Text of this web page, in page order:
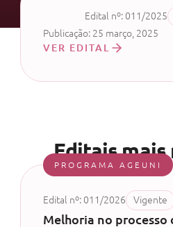
Edital nº: 011/2025
Publicação: 25 março, 2025
VER EDITAL
Editais mais
PROGRAMA AGEUNI
Edital nº: 011/2026 Vigente
Melhoria no processo